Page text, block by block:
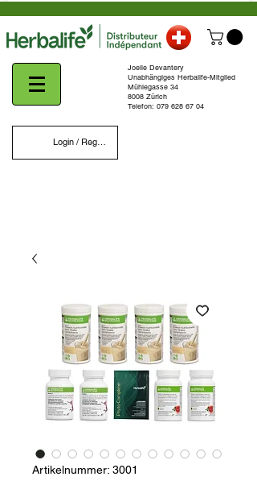
Login / Register
Joelle Devantery
Unabhängiges Herbalife-Mitglied
Mühlegasse 34
8008 Zürich
Telefon: 079 628 67 04
Artikelnummer: 3001